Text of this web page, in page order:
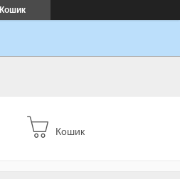
Кошик
Кошик